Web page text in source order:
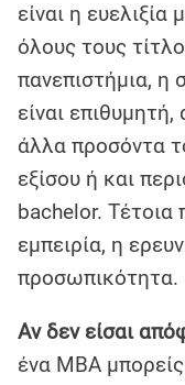
είναι η
όλους τους
πανεπιστήμια, η
είναι
άλλα προσόντα
εξίσου ή και
bachelor. Τέτοια
εμπειρία, η
προσωπικότητα.
Αν δεν είσαι
ένα MBA